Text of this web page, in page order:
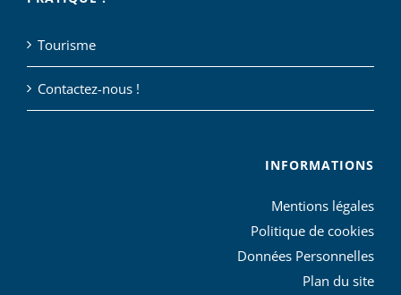
Tourisme
Contactez-nous !
INFORMATIONS
Mentions légales
Politique de cookies
Données Personnelles
Plan du site